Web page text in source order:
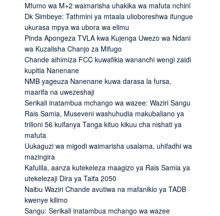
Mfumo wa M+2 waimarisha uhakika wa mafuta nchini
Dk Simbeye: Tathmini ya mtaala ulioboreshwa ifungue
ukurasa mpya wa ubora wa elimu
Pinda Apongeza TVLA kwa Kujenga Uwezo wa Ndani
wa Kuzalisha Chanjo za Mifugo
Chande aihimiza FCC kuwafikia wananchi wengi zaidi
kupitia Nanenane
NMB yageuza Nanenane kuwa darasa la fursa,
maarifa na uwezeshaji
Serikali inatambua mchango wa wazee: Waziri Sangu
Rais Samia, Museveni washuhudia makubaliano ya
trilioni 56 kuifanya Tanga kituo kikuu cha nishati ya
mafuta
Uukaguzi wa migodi waimarisha usalama, uhifadhi wa
mazingira
Kafulila, aanza kutekeleza maagizo ya Rais Samia ya
utekelezaji Dira ya Taifa 2050
Naibu Waziri Chande avutiwa na mafanikio ya TADB
kwenye kilimo
Sangu: Serikali inatambua mchango wa wazee